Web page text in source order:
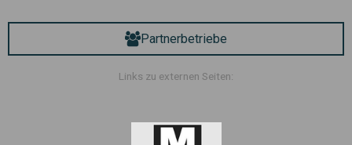
Partnerbetriebe
Links zu externen Seiten: